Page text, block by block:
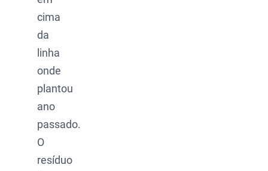
cima
da
linha
onde
plantou
ano
passado.
O
resíduo